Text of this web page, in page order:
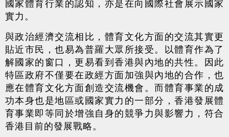
國家體育行業的認知，亦是在向國際社會展示國家
實力。
與政治經濟交流相比，體育文化方面的交流其實更
貼近市民，也易為普羅大眾所接受。以體育作為了
解國家的窗口，更易看到香港與內地的共性。因此
特區政府不僅要在政經方面加強與內地的合作，也
應在體育文化方面創造交流機會。而體育事業的成
功本身也是地區或國家實力的一部分，香港發展體
育事業即等同於增強自身的競爭力與影響力，符合
香港目前的發展戰略。